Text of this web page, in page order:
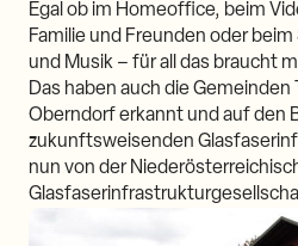
Egal ob im Homeoffice, beim
Familie und Freunden oder
und Musik – für all das braucht
Das haben auch die
Oberndorf erkannt und auf den
zukunftsweisenden
nun von der